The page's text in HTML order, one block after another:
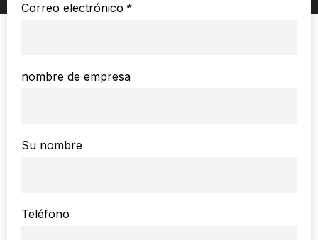
*
Correo electrónico
nombre de empresa
Su nombre
Teléfono